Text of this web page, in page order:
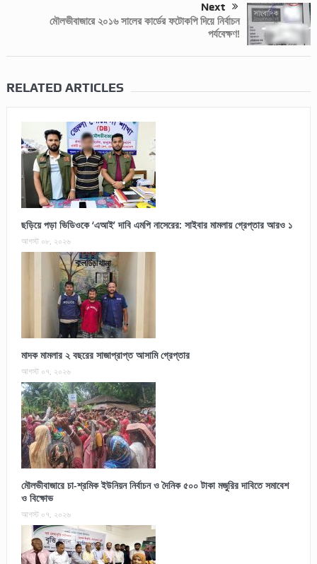
Next
মৌলভীবাজারে ২০১৬ সালের কার্ডের ফটোকপি দিয়ে নির্বাচন
পর্যবেক্ষণ!
RELATED ARTICLES
ছড়িয়ে পড়া ভিডিওকে ‘এআই’ দাবি এমপি নাসেরের: সাইবার মামলায় গ্রেপ্তার আরও ১
আগস্ট ০৮, ২০২৬
মাদক মামলার ২ বছরের সাজাপ্রাপ্ত আসামি গ্রেপ্তার
আগস্ট ০৭, ২০২৬
মৌলভীবাজারে চা-শ্রমিক ইউনিয়ন নির্বাচন ও দৈনিক ৫০০ টাকা মজুরির দাবিতে সমাবেশ
ও বিক্ষোভ
আগস্ট ০৭, ২০২৬